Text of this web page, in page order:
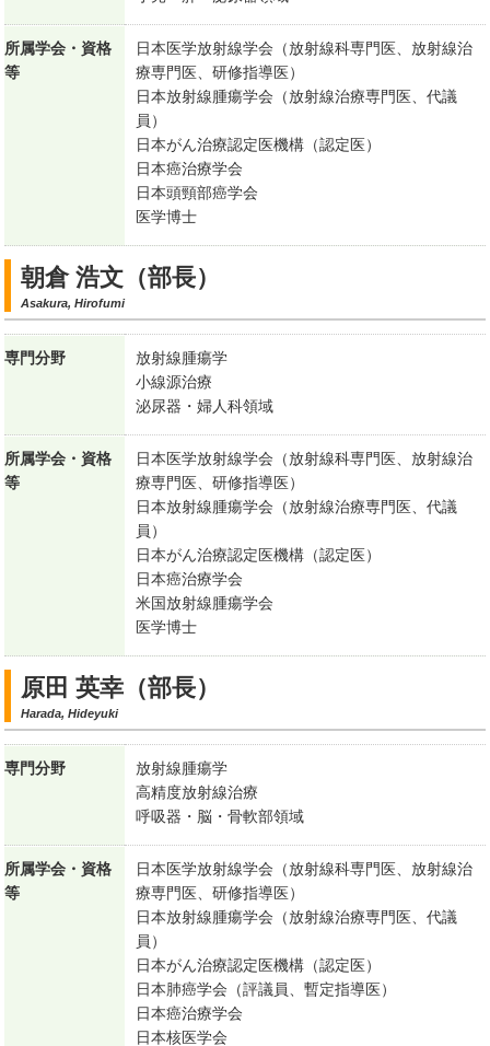
所属学会・資格
等
日本医学放射線学会（放射線科専門医、放射線治
療専門医、研修指導医）
日本放射線腫瘍学会（放射線治療専門医、代議
員）
日本がん治療認定医機構（認定医）
日本癌治療学会
日本頭頸部癌学会
医学博士
朝倉 浩文（部長）
Asakura, Hirofumi
専門分野
放射線腫瘍学
小線源治療
泌尿器・婦人科領域
所属学会・資格
等
日本医学放射線学会（放射線科専門医、放射線治
療専門医、研修指導医）
日本放射線腫瘍学会（放射線治療専門医、代議
員）
日本がん治療認定医機構（認定医）
日本癌治療学会
米国放射線腫瘍学会
医学博士
原田 英幸（部長）
Harada, Hideyuki
専門分野
放射線腫瘍学
高精度放射線治療
呼吸器・脳・骨軟部領域
所属学会・資格
等
日本医学放射線学会（放射線科専門医、放射線治
療専門医、研修指導医）
日本放射線腫瘍学会（放射線治療専門医、代議
員）
日本がん治療認定医機構（認定医）
日本肺癌学会（評議員、暫定指導医）
日本癌治療学会
日本核医学会